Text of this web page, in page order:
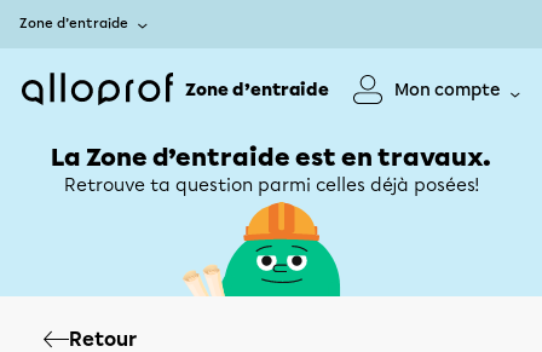
Zone d’entraide
Zone d’entraide Mon compte
La Zone d’entraide est en travaux.
Retrouve ta question parmi celles déjà posées!
Retour